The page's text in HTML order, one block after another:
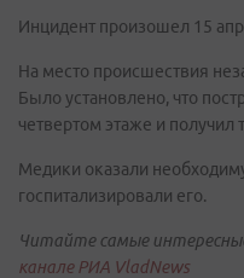
Инцидент произошел 15
На место происшествия
Было установлено, что
четвертом этаже и
Медики оказали
госпитализировали его.
Читайте самые
канале РИА VladNews